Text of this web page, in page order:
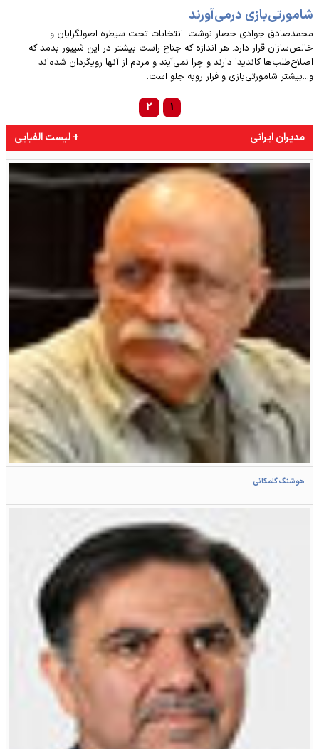
شامورتی‌بازی درمی‌آورند
محمدصادق جوادی حصار نوشت: انتخابات تحت سیطره اصولگرایان و
خالص‌سازان قرار دارد. هر اندازه که جناح راست بیشتر در این شیپور بدمد که
اصلاح‌طلب‌ها کاندیدا دارند و چرا نمی‌آیند و مردم از آنها رویگردان شده‌اند
و...بیشتر شامورتی‌بازی و فرار روبه جلو است.
۱ ۲
مدیران ایرانی + لیست الفبایی
هوشنگ گلمکانی